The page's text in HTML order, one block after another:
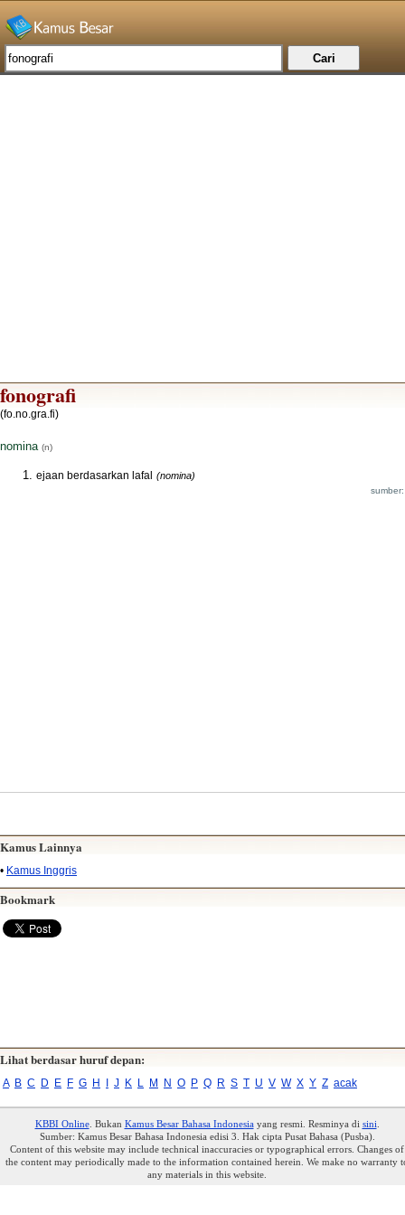
fonografi
(fo.no.gra.fi)
nomina (n)
ejaan berdasarkan lafal (nomina)
Kamus Lainnya
• Kamus Inggris
Bookmark
Lihat berdasar huruf depan:
A B C D E F G H I J K L M N O P Q R S T U V W X Y Z acak
KBBI Online. Bukan Kamus Besar Bahasa Indonesiayang resmi. Resminya di sini
Sumber: Kamus Besar Bahasa Indonesia edisi 3. Hak cipta Pusat Bahasa (Pusba).
Content of this website may include technical inaccuracies or typographical errors. Changes of
the content may periodically made to the information contained herein. We make no warranty
any materials in this website.